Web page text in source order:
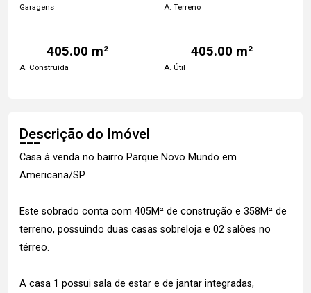
Garagens A. Terreno
405.00 m²
A. Construída
405.00 m²
A. Útil
Descrição do Imóvel
Casa à venda no bairro Parque Novo Mundo em
Americana/SP.
Este sobrado conta com 405M² de construção e 358M² de
terreno, possuindo duas casas sobreloja e 02 salões no
térreo.
A casa 1 possui sala de estar e de jantar integradas,